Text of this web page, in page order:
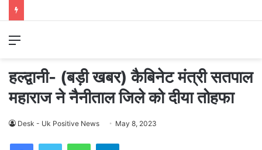
Menu
हल्द्वानी- (बड़ी खबर) कैबिनेट मंत्री सतपाल
महाराज ने नैनीताल जिले को दीया तोहफा
Desk - Uk Positive News May 8, 2023
WhatsAppTelegram